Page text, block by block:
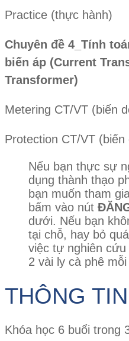
Practice (thực hành)
Chuyên đề 4_Tính
biến áp (Current
Transformer )
Metering CT/VT (biến
Protection CT/VT
Nếu bạn thực sự
dụng thành thạo
bạn muốn tham
bấm vào nút
dưới. Nếu bạn
tại chỗ, hay bỏ
việc tự nghiên
2 vài ly cà phê
THÔNG TIN
Khóa học 6 buổi trong